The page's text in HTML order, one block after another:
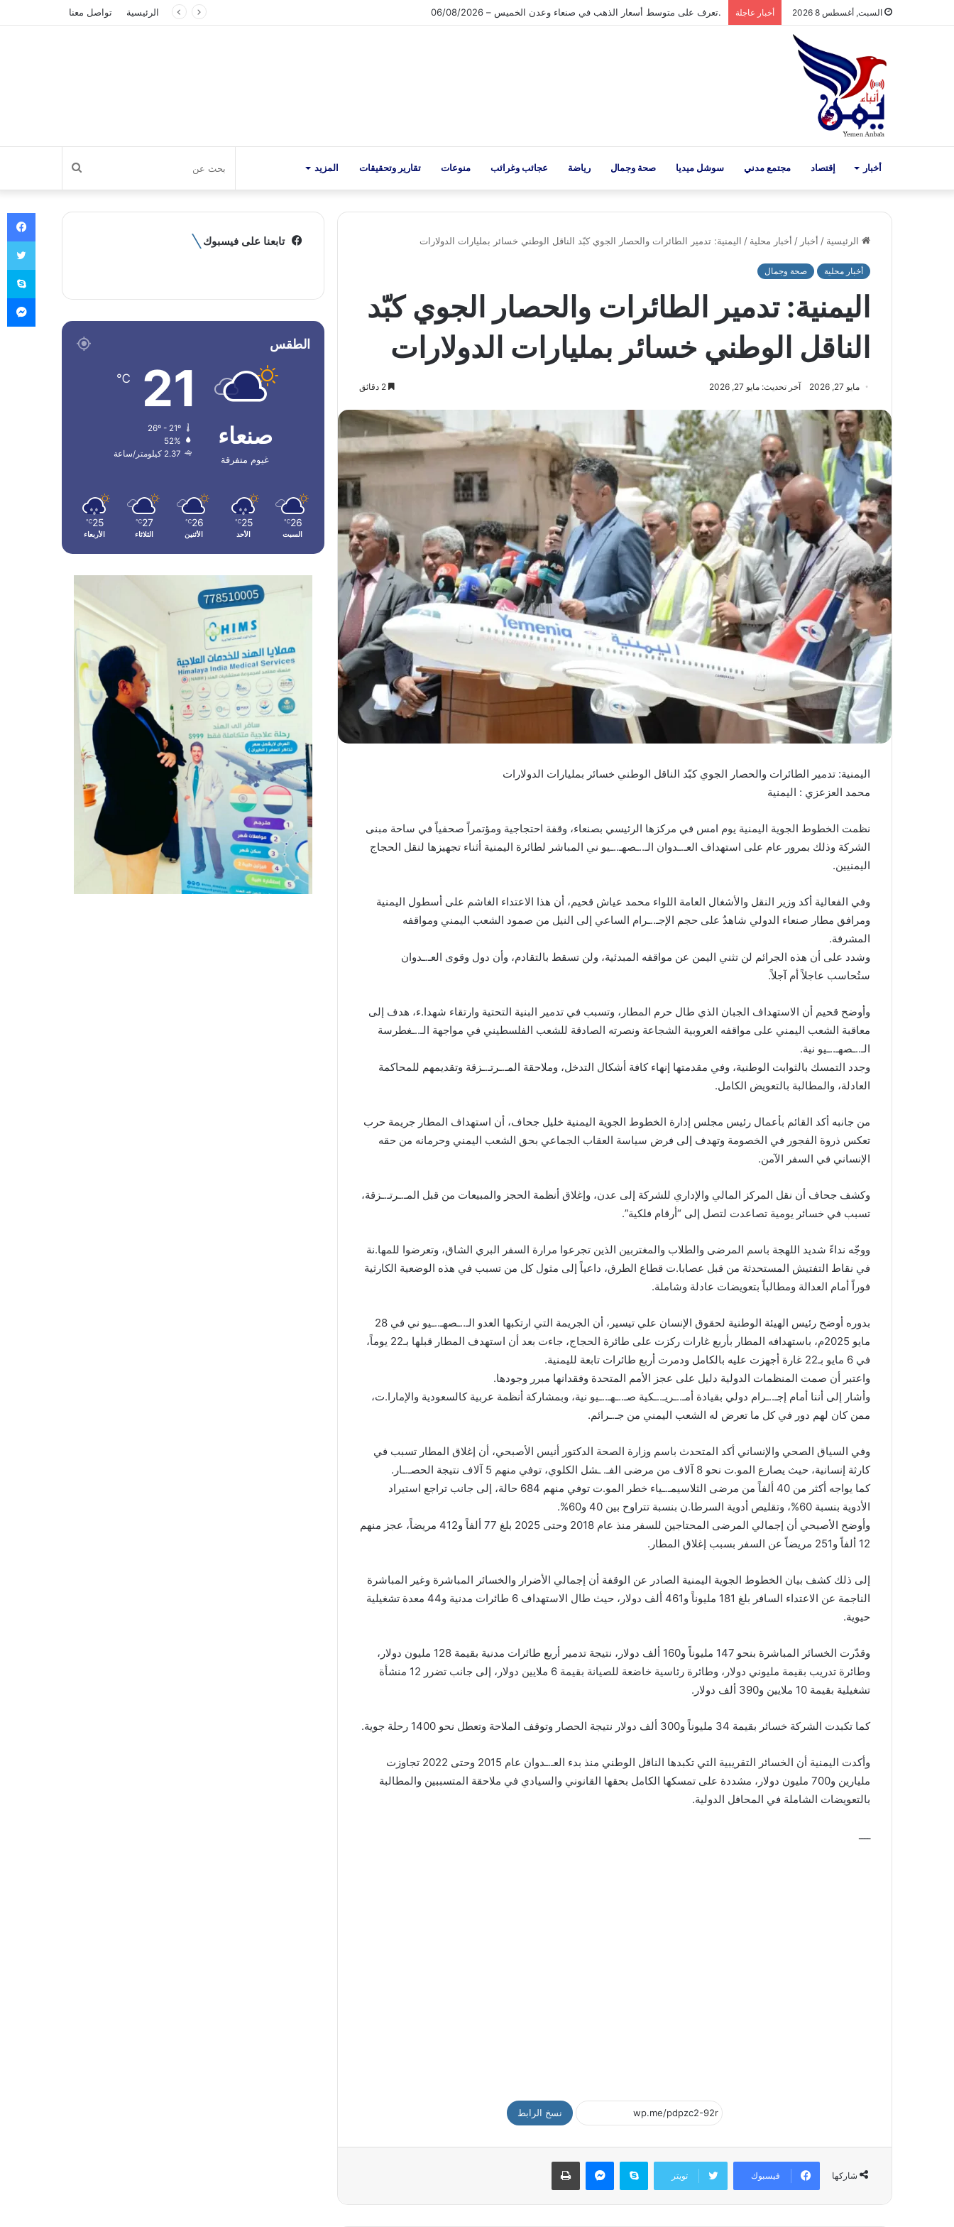
السبت, أغسطس 8 2026 أخبار عاجلة .تعرف على متوسط أسعار الذهب في صنعاء وعدن الخميس – 06/08/2026 الرئيسية تواصل معنا
أخبار إقتصاد مجتمع مدني سوشل ميديا صحة وجمال رياضة عجائب وغرائب منوعات تقارير وتحقيقات المزيد
عن
الرئيسية / أخبار / أخبار محلية / اليمنية: تدمير الطائرات والحصار الجوي كبّد الناقل الوطني خسائر بمليارات الدولارات
أخبار محلية صحة وجمال
اليمنية: تدمير الطائرات والحصار الجوي كبّد
الناقل الوطني خسائر بمليارات الدولارات
مايو 27, 2026 آخر تحديث: مايو 27, 2026
اليمنية: تدمير الطائرات والحصار الجوي كبّد الناقل الوطني خسائر بمليارات الدولارات
محمد العزعزي : اليمنية
نظمت الخطوط الجوية اليمنية يوم امس في مركزها الرئيسي بصنعاء، وقفة احتجاجية ومؤتمراً صحفياً في ساحة مبنى
الشركة وذلك بمرور عام على استهداف العـ.ـدوان الـ..ـصهـ..ـيو ني المباشر لطائرة اليمنية أثناء تجهيزها لنقل الحجاج
اليمنيين.
وفي الفعالية أكد وزير النقل والأشغال العامة اللواء محمد عياش قحيم، أن هذا الاعتداء الغاشم على أسطول اليمنية
ومرافق مطار صنعاء الدولي شاهدٌ على حجم الإجـ..ـرام الساعي إلى النيل من صمود الشعب اليمني ومواقفه
المشرفة.
وشدد على أن هذه الجرائم لن تثني اليمن عن مواقفه المبدئية، ولن تسقط بالتقادم، وأن دول وقوى العـ.ـدوان
ستُحاسب عاجلاً أم آجلاً.
وأوضح قحيم أن الاستهداف الجبان الذي طال حرم المطار، وتسبب في تدمير البنية التحتية وارتقاء شهدا.ء، هدف إلى
معاقبة الشعب اليمني على مواقفه العروبية الشجاعة ونصرته الصادقة للشعب الفلسطيني في مواجهة الـ..ـغطرسة
الـ..ـصهـ..ـيو نية.
وجدد التمسك بالثوابت الوطنية، وفي مقدمتها إنهاء كافة أشكال التدخل، وملاحقة المـ.ـرتـ.ـزقة وتقديمهم للمحاكمة
العادلة، والمطالبة بالتعويض الكامل.
من جانبه أكد القائم بأعمال رئيس مجلس إدارة الخطوط الجوية اليمنية خليل جحاف، أن استهداف المطار جريمة حرب
تعكس ذروة الفجور في الخصومة وتهدف إلى فرض سياسة العقاب الجماعي بحق الشعب اليمني وحرمانه من حقه
الإنساني في السفر الآمن.
وكشف جحاف أن نقل المركز المالي والإداري للشركة إلى عدن، وإغلاق أنظمة الحجز والمبيعات من قبل المـ.ـرتـ.ـزقة،
تسبب في خسائر يومية تصاعدت لتصل إلى “أرقام فلكية”.
ووجّه نداءً شديد اللهجة باسم المرضى والطلاب والمغتربين الذين تجرعوا مرارة السفر البري الشاق، وتعرضوا للمها.نة
في نقاط التفتيش المستحدثة من قبل عصابا.ت قطاع الطرق، داعياً إلى مثول كل من تسبب في هذه الوضعية الكارثية
فوراً أمام العدالة ومطالباً بتعويضات عادلة وشاملة.
بدوره أوضح رئيس الهيئة الوطنية لحقوق الإنسان علي تيسير، أن الجريمة التي ارتكبها العدو الـ..ـصهـ..ـيو ني في 28
مايو 2025م، باستهدافه المطار بأربع غارات ركزت على طائرة الحجاج، جاءت بعد أن استهدف المطار قبلها بـ22 يوماً،
في 6 مايو بـ22 غارة أجهزت عليه بالكامل ودمرت أربع طائرات تابعة لليمنية.
واعتبر أن صمت المنظمات الدولية دليل على عجز الأمم المتحدة وفقدانها مبرر وجودها.
وأشار إلى أننا أمام إجـ..ـرام دولي بقيادة أمـ..ـريـ..ـكية صـ..ـهـ..ـيو نية، وبمشاركة أنظمة عربية كالسعودية والإمارا.ت،
ممن كان لهم دور في كل ما تعرض له الشعب اليمني من جـ.ـرائم.
وفي السياق الصحي والإنساني أكد المتحدث باسم وزارة الصحة الدكتور أنيس الأصبحي، أن إغلاق المطار تسبب في
كارثة إنسانية، حيث يصارع المو.ت نحو 8 آلاف من مرضى الفـ. ـشل الكلوي، توفي منهم 5 آلاف نتيجة الحصـ.ـار.
كما يواجه أكثر من 40 ألفاً من مرضى الثلاسيمـ.ـياء خطر المو.ت توفي منهم 684 حالة، إلى جانب تراجع استيراد
الأدوية بنسبة 60%، وتقليص أدوية السرطا.ن بنسبة تتراوح بين 40 و60%.
وأوضح الأصبحي أن إجمالي المرضى المحتاجين للسفر منذ عام 2018 وحتى 2025 بلغ 77 ألفاً و412 مريضاً، عجز منهم
12 ألفاً و251 مريضاً عن السفر بسبب إغلاق المطار.
إلى ذلك كشف بيان الخطوط الجوية اليمنية الصادر عن الوقفة أن إجمالي الأضرار والخسائر المباشرة وغير المباشرة
الناجمة عن الاعتداء السافر بلغ 181 مليوناً و461 ألف دولار، حيث طال الاستهداف 6 طائرات مدنية و44 معدة تشغيلية
حيوية.
وقدّرت الخسائر المباشرة بنحو 147 مليوناً و160 ألف دولار، نتيجة تدمير أربع طائرات مدنية بقيمة 128 مليون دولار،
وطائرة تدريب بقيمة مليوني دولار، وطائرة رئاسية خاضعة للصيانة بقيمة 6 ملايين دولار، إلى جانب تضرر 12 منشأة
تشغيلية بقيمة 10 ملايين و390 ألف دولار.
كما تكبدت الشركة خسائر بقيمة 34 مليوناً و300 ألف دولار نتيجة الحصار وتوقف الملاحة وتعطل نحو 1400 رحلة جوية.
وأكدت اليمنية أن الخسائر التقريبية التي تكبدها الناقل الوطني منذ بدء العـ.ـدوان عام 2015 وحتى 2022 تجاوزت
مليارين و700 مليون دولار، مشددة على تمسكها الكامل بحقها القانوني والسيادي في ملاحقة المتسببين والمطالبة
بالتعويضات الشاملة في المحافل الدولية.
ــــ
نسخ الرابط
شاركها فيسبوك تويتر
سكايب
تابعنا على فيسبوك
الطقس
صنعاء
غيوم متفرقة
21
℃
26º - 21º
52%
2.37 كيلومتر/ساعة
26
℃
السبت
25
℃
الأحد
26
℃
الأثنين
27
℃
الثلاثاء
25
℃
الأربعاء